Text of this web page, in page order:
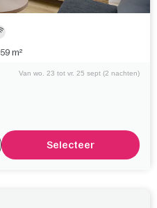
59 m²
Van wo. 23 tot vr. 25 sept (2 nachten)
Selecteer